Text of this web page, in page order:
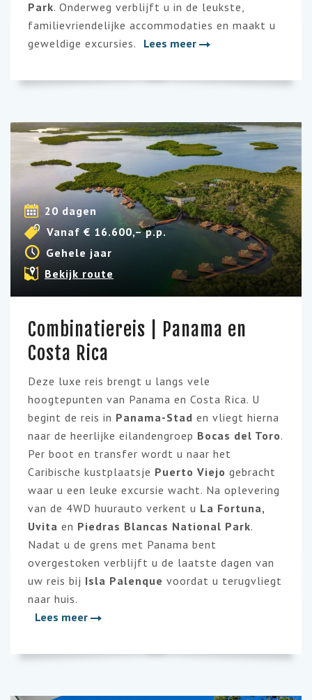
Park. Onderweg verblijft u in de leukste,
familievriendelijke accommodaties en maakt u
geweldige excursies.
Lees meer
20 dagen
Vanaf € 16.600,– p.p.
Gehele jaar
Bekijk route
Combinatiereis | Panama en
Costa Rica
Deze luxe reis brengt u langs vele
hoogtepunten van Panama en Costa Rica. U
begint de reis in Panama-Stad en vliegt hierna
naar de heerlijke eilandengroep Bocas del Toro.
Per boot en transfer wordt u naar het
Caribische kustplaatsje Puerto Viejo gebracht
waar u een leuke excursie wacht. Na oplevering
van de 4WD huurauto verkent u La Fortuna,
Uvita en Piedras Blancas National Park.
Nadat u de grens met Panama bent
overgestoken verblijft u de laatste dagen van
uw reis bij Isla Palenque voordat u terugvliegt
naar huis.
Lees meer